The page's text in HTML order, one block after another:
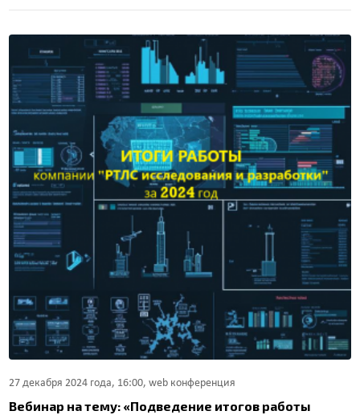
27 декабря 2024 года, 16:00, web конференция
Вебинар на тему: «Подведение итогов работы